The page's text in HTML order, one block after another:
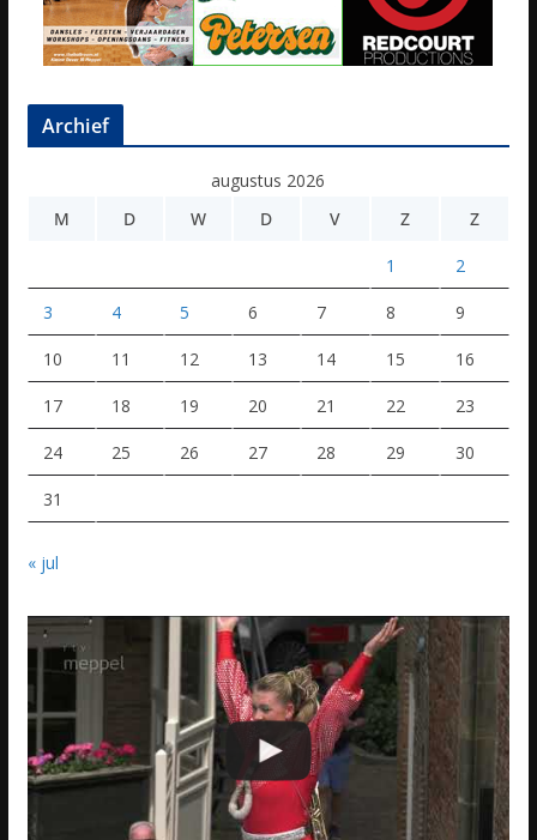
Archief
augustus 2026
M
D W D V Z Z
1 2
3 4 5 6 7 8 9
10 11 12 13 14 15 16
17 18 19 20 21 22 23
24 25 26 27 28 29 30
31
« jul